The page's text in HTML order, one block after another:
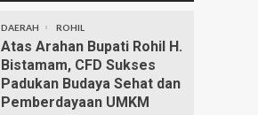
DAERAH ROHIL
Atas Arahan Bupati Rohil H.
Bistamam, CFD Sukses
Padukan Budaya Sehat dan
Pemberdayaan UMKM